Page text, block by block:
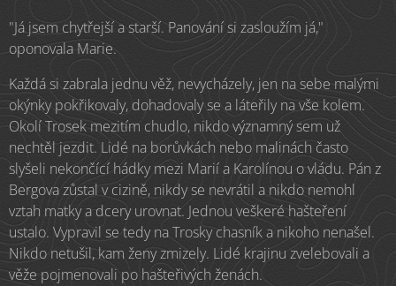
"Já jsem chytřejší a starší. Panování si zasloužím já,"
oponovala Marie.
Každá si zabrala jednu věž, nevycházely, jen na sebe malými
okýnky pokřikovaly, dohadovaly se a láteřily na vše kolem.
Okolí Trosek mezitím chudlo, nikdo významný sem už
nechtěl jezdit. Lidé na borůvkách nebo malinách často
slyšeli nekončící hádky mezi Marií a Karolínou o vládu. Pán z
Bergova zůstal v cizině, nikdy se nevrátil a nikdo nemohl
vztah matky a dcery urovnat. Jednou veškeré hašteření
ustalo. Vypravil se tedy na Trosky chasník a nikoho nenašel.
Nikdo netušil, kam ženy zmizely. Lidé krajinu zvelebovali a
věže pojmenovali po hašteřivých ženách.